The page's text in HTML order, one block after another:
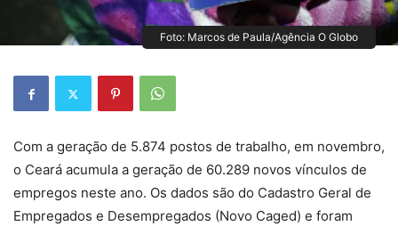
Foto: Marcos de Paula/Agência O Globo
Com a geração de 5.874 postos de trabalho, em novembro,
o Ceará acumula a geração de 60.289 novos vínculos de
empregos neste ano. Os dados são do Cadastro Geral de
Empregados e Desempregados (Novo Caged) e foram